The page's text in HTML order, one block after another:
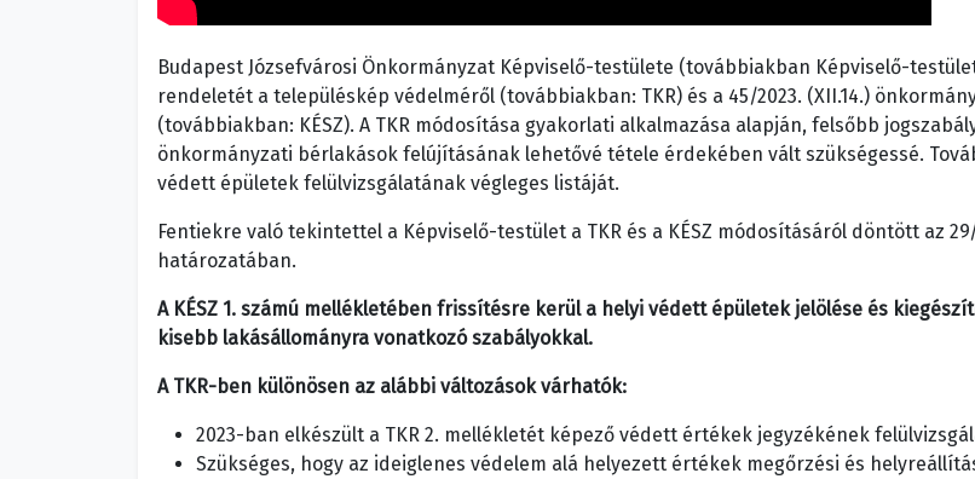
Budapest Józsefvárosi Önkormányzat Képviselő-testülete (továbbiakban Képviselő-
rendeletét a településkép védelméről (továbbiakban: TKR) és a 45/2023. (XII.14.)
(továbbiakban: KÉSZ). A TKR módosítása gyakorlati alkalmazása alapján, felsőbb
önkormányzati bérlakások felújításának lehetővé tétele érdekében vált szükségessé.
védett épületek felülvizsgálatának végleges listáját.
Fentiekre való tekintettel a Képviselő-testület a TKR és a KÉSZ módosításáról döntött az
határozatában.
A KÉSZ 1. számú mellékletében frissítésre kerül a helyi védett épületek jelölése és
kisebb lakásállományra vonatkozó szabályokkal.
A TKR-ben különösen az alábbi változások várhatók:
2023-ban elkészült a TKR 2. mellékletét képező védett értékek jegyzékének
Szükséges, hogy az ideiglenes védelem alá helyezett értékek megőrzési és